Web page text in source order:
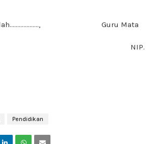
Guru Mata
NIP.
Pendidikan